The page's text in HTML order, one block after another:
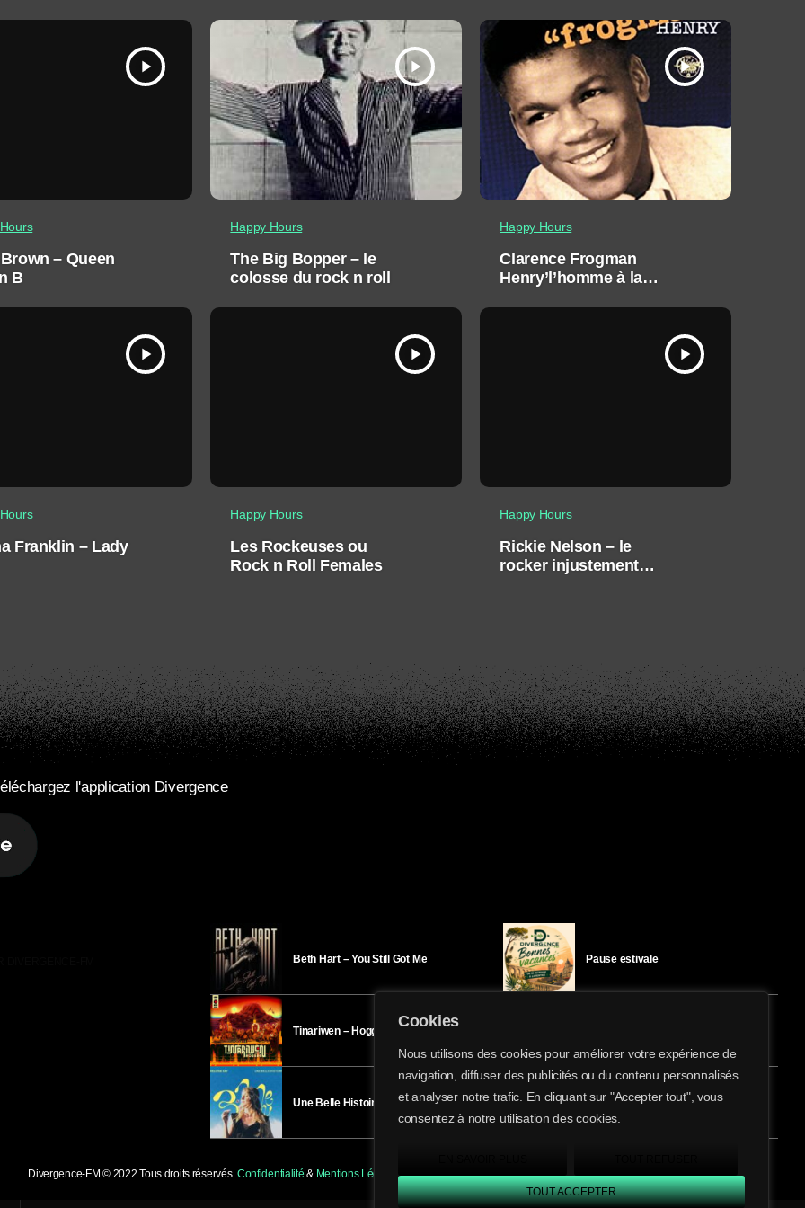
Cookies
Nous utilisons des cookies pour améliorer votre expérience de
navigation, diffuser des publicités ou du contenu personnalisés
et analyser notre trafic. En cliquant sur "Accepter tout", vous
consentez à notre utilisation des cookies.
TOUT ACCEPTER
play_arrow
– Queen
B
play_arrow
Happy Hours
The Big Bopper – le
colosse du rock n roll
play_arrow
Happy Hours
Clarence Frogman
Henry’l’homme à la
play_arrow
Franklin – Lady
play_arrow
Happy Hours
Les Rockeuses ou
Rock n Roll Females
play_arrow
Happy Hours
Rickie Nelson – le
rocker injustement
l'application Divergence
Beth Hart – You Still Got Me
Tinariwen – Hoggar
Une Belle Histoire – Héloïse Bay
Pause estivale
Ici l’Ombre – mardi 28 juillet
Divergence-FM © 2022 Tous droits réservés. Confidentialité & Mentions Légales.